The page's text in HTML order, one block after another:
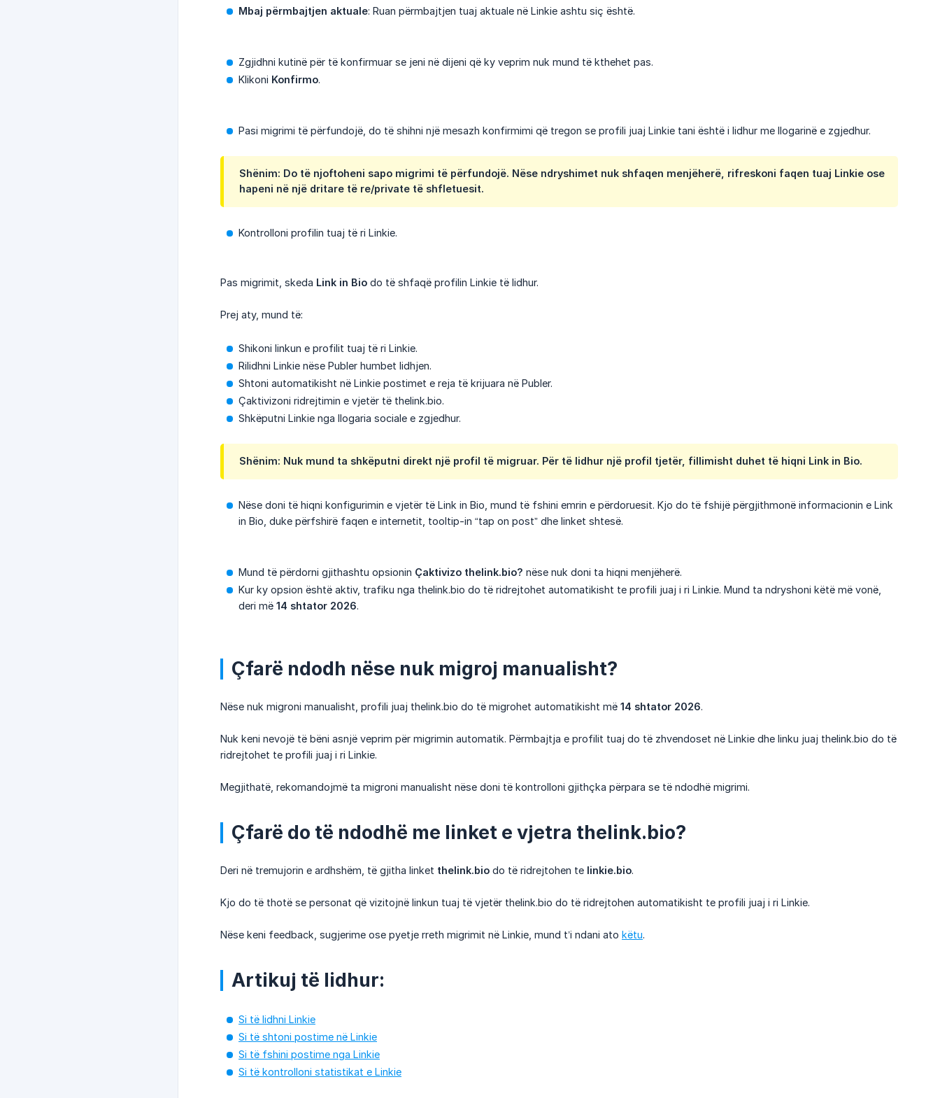
Mbaj përmbajtjen aktuale: Ruan përmbajtjen tuaj aktuale në Linkie ashtu siç është.
Zgjidhni kutinë për të konfirmuar se jeni në dijeni që ky veprim nuk mund të kthehet pas.
Klikoni Konfirmo.
Pasi migrimi të përfundojë, do të shihni një mesazh konfirmimi që tregon se profili juaj Linkie tani është i lidhur me llogarinë e zgjedhur.
Shënim: Do të njoftoheni sapo migrimi të përfundojë. Nëse ndryshimet nuk shfaqen menjëherë, rifreskoni faqen tuaj Linkie ose
hapeni në një dritare të re/private të shfletuesit.
Kontrolloni profilin tuaj të ri Linkie.
Pas migrimit, skeda Link in Bio do të shfaqë profilin Linkie të lidhur.
Prej aty, mund të:
Shikoni linkun e profilit tuaj të ri Linkie.
Rilidhni Linkie nëse Publer humbet lidhjen.
Shtoni automatikisht në Linkie postimet e reja të krijuara në Publer.
Çaktivizoni ridrejtimin e vjetër të thelink.bio.
Shkëputni Linkie nga llogaria sociale e zgjedhur.
Shënim: Nuk mund ta shkëputni direkt një profil të migruar. Për të lidhur një profil tjetër, fillimisht duhet të hiqni Link in Bio.
Nëse doni të hiqni konfigurimin e vjetër të Link in Bio, mund të fshini emrin e përdoruesit. Kjo do të fshijë përgjithmonë informacionin e Link
in Bio, duke përfshirë faqen e internetit, tooltip-in “tap on post” dhe linket shtesë.
Mund të përdorni gjithashtu opsionin Çaktivizo thelink.bio? nëse nuk doni ta hiqni menjëherë.
Kur ky opsion është aktiv, trafiku nga thelink.bio do të ridrejtohet automatikisht te profili juaj i ri Linkie. Mund ta ndryshoni këtë më vonë,
deri më 14 shtator 2026.
Çfarë ndodh nëse nuk migroj manualisht?
Nëse nuk migroni manualisht, profili juaj thelink.bio do të migrohet automatikisht më 14 shtator 2026.
Nuk keni nevojë të bëni asnjë veprim për migrimin automatik. Përmbajtja e profilit tuaj do të zhvendoset në Linkie dhe linku juaj thelink.bio do të
ridrejtohet te profili juaj i ri Linkie.
Megjithatë, rekomandojmë ta migroni manualisht nëse doni të kontrolloni gjithçka përpara se të ndodhë migrimi.
Çfarë do të ndodhë me linket e vjetra thelink.bio?
Deri në tremujorin e ardhshëm, të gjitha linket thelink.bio do të ridrejtohen te linkie.bio.
Kjo do të thotë se personat që vizitojnë linkun tuaj të vjetër thelink.bio do të ridrejtohen automatikisht te profili juaj i ri Linkie.
Nëse keni feedback, sugjerime ose pyetje rreth migrimit në Linkie, mund t’i ndani ato këtu.
Artikuj të lidhur:
Si të lidhni Linkie
Si të shtoni postime në Linkie
Si të fshini postime nga Linkie
Si të kontrolloni statistikat e Linkie